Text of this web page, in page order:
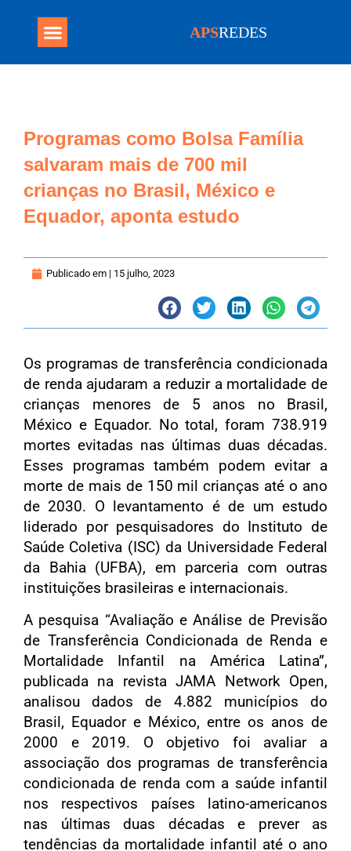
APSREDES
Programas como Bolsa Família
salvaram mais de 700 mil
crianças no Brasil, México e
Equador, aponta estudo
Publicado em | 15 julho, 2023
Os programas de transferência condicionada
de renda ajudaram a reduzir a mortalidade de
crianças menores de 5 anos no Brasil,
México e Equador. No total, foram 738.919
mortes evitadas nas últimas duas décadas.
Esses programas também podem evitar a
morte de mais de 150 mil crianças até o ano
de 2030. O levantamento é de um estudo
liderado por pesquisadores do Instituto de
Saúde Coletiva (ISC) da Universidade Federal
da Bahia (UFBA), em parceria com outras
instituições brasileiras e internacionais.
A pesquisa “Avaliação e Análise de Previsão
de Transferência Condicionada de Renda e
Mortalidade Infantil na América Latina”,
publicada na revista JAMA Network Open,
analisou dados de 4.882 municípios do
Brasil, Equador e México, entre os anos de
2000 e 2019. O objetivo foi avaliar a
associação dos programas de transferência
condicionada de renda com a saúde infantil
nos respectivos países latino-americanos
nas últimas duas décadas e prever as
tendências da mortalidade infantil até o ano